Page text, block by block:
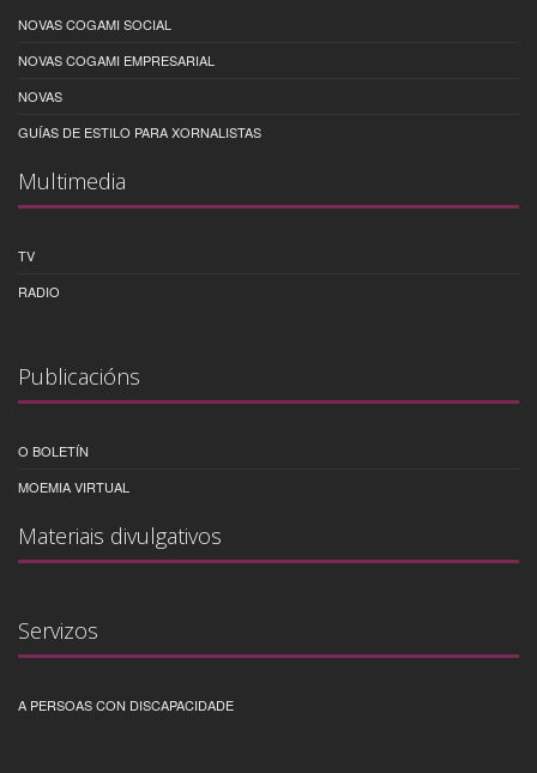
NOVAS COGAMI SOCIAL
NOVAS COGAMI EMPRESARIAL
NOVAS
GUÍAS DE ESTILO PARA XORNALISTAS
Multimedia
TV
RADIO
Publicacións
O BOLETÍN
MOEMIA VIRTUAL
Materiais divulgativos
Servizos
A PERSOAS CON DISCAPACIDADE